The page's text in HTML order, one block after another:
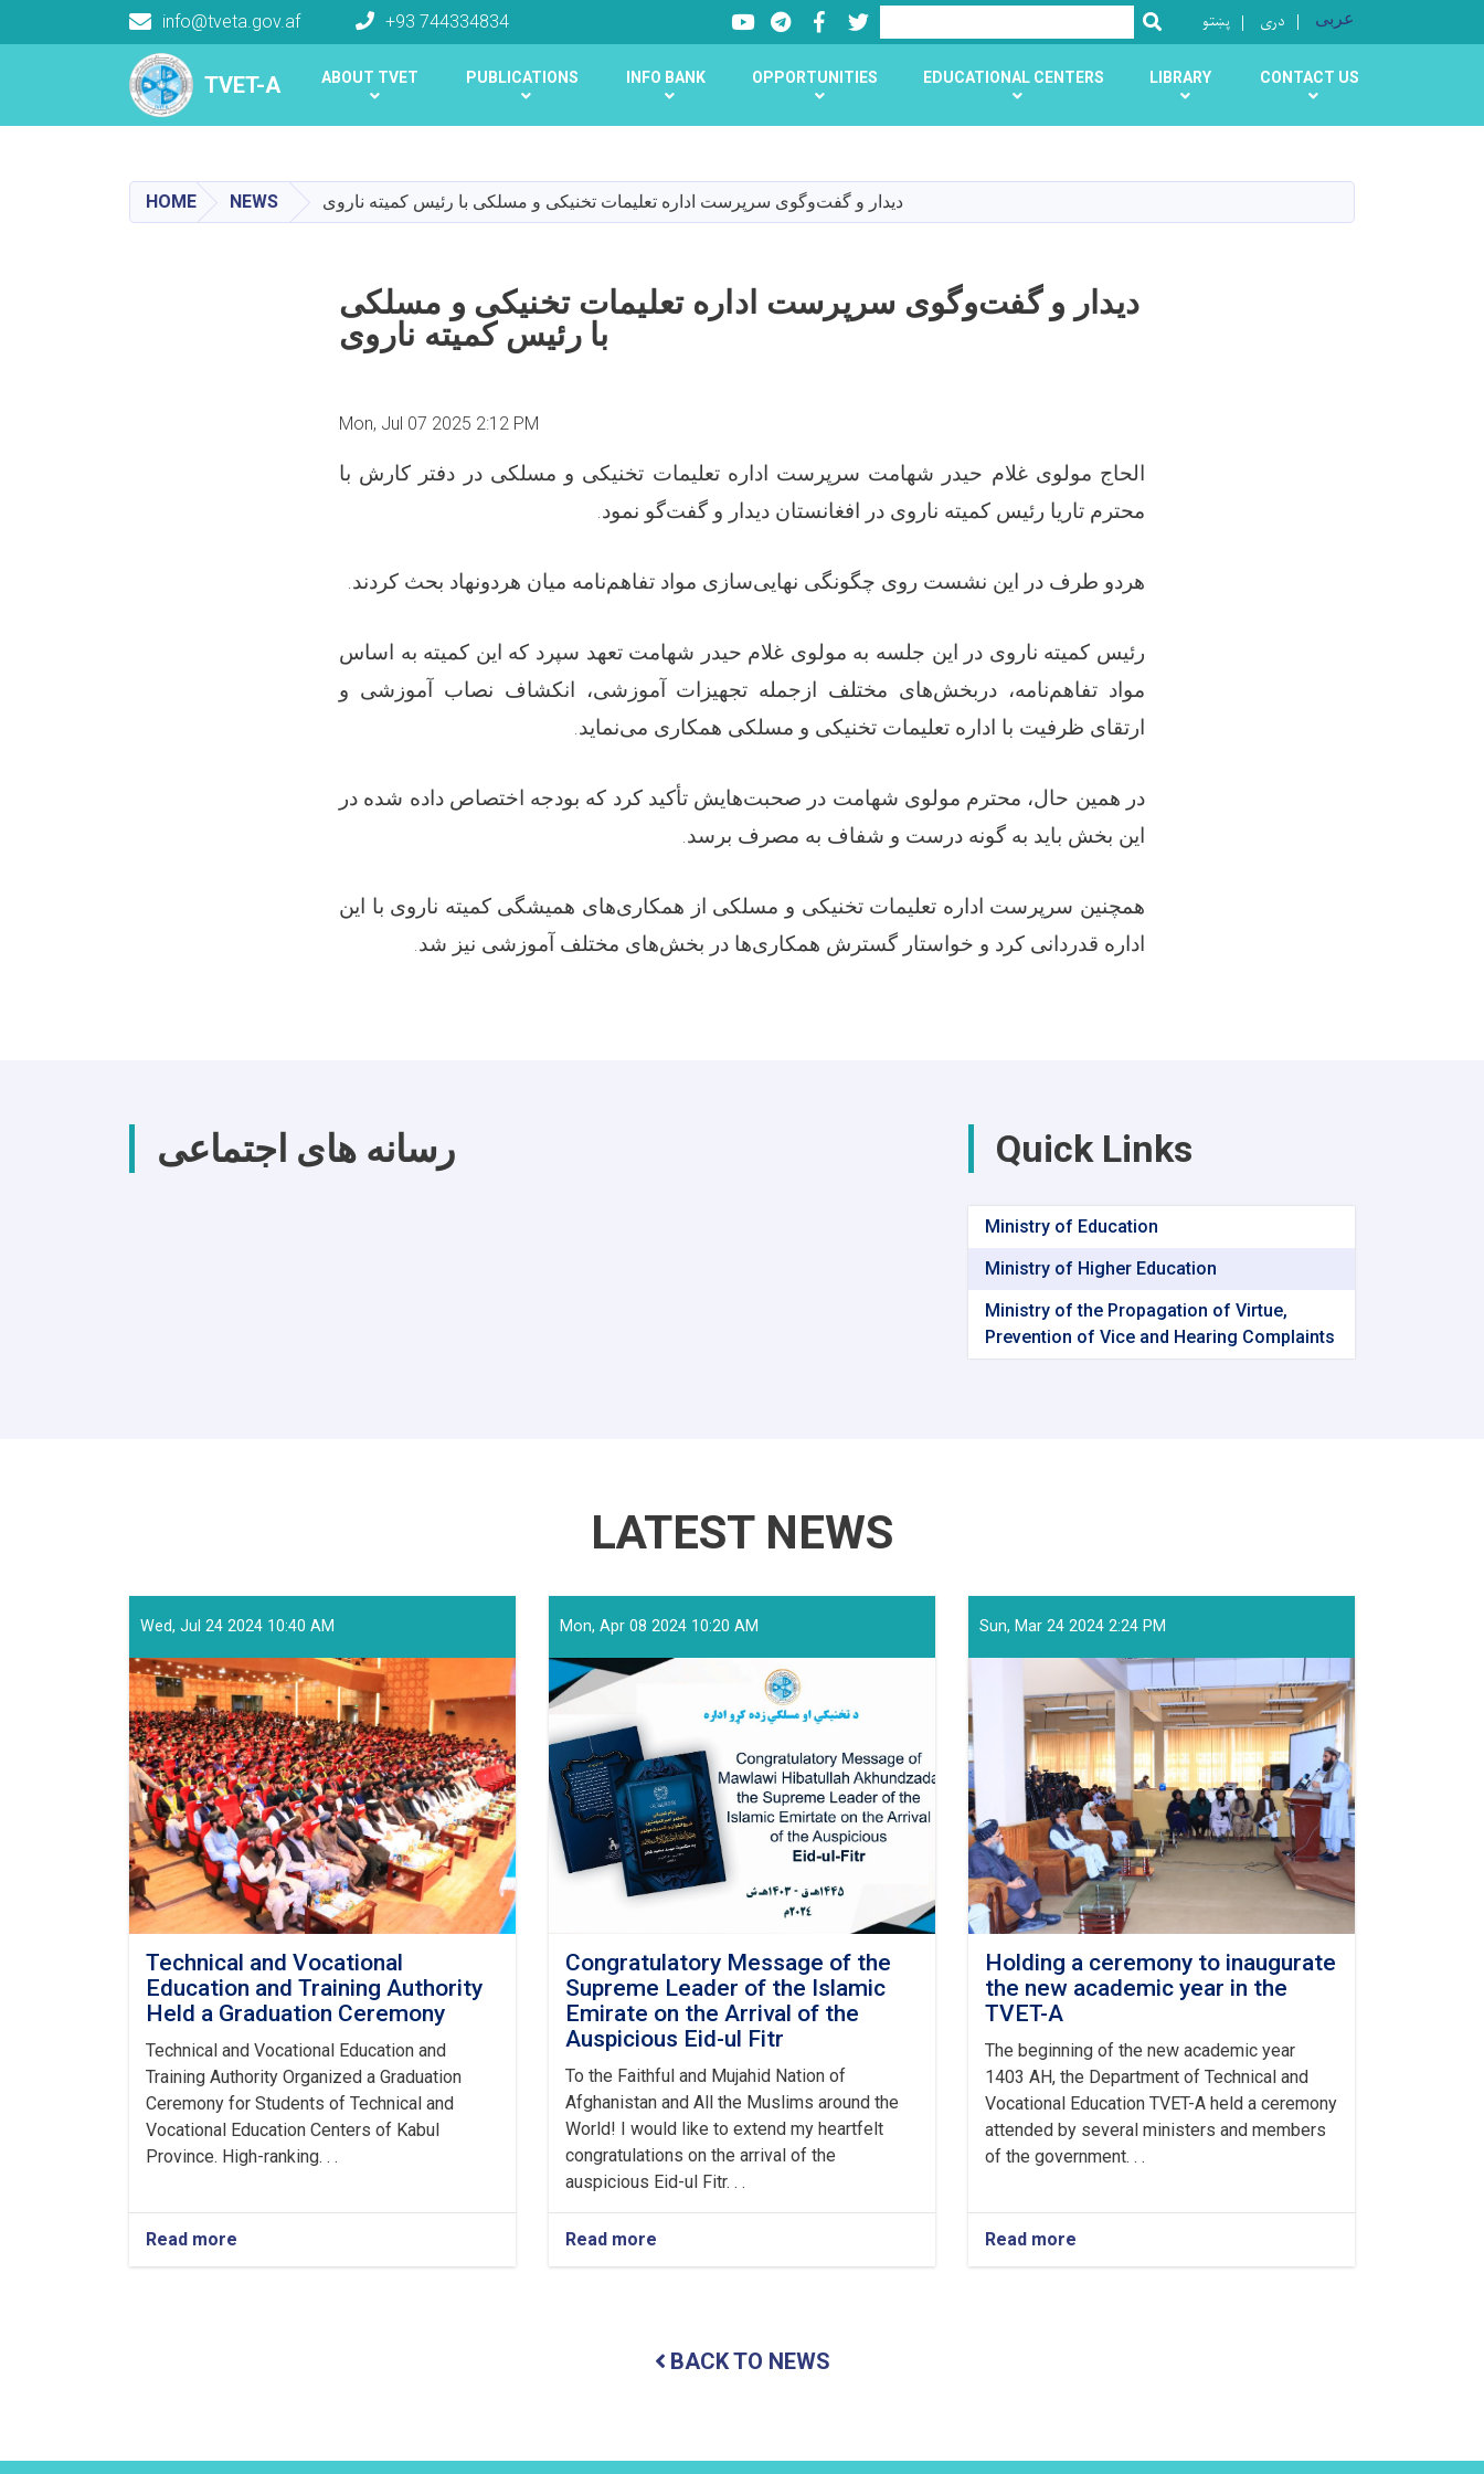
content
TVET-A
info@tveta.gov.af +93 744334834 YoutubeLinkedInFacebookTwitter
Search SEARCH
پښتو دری عربی
Main navigation
TVET-A ABOUT TVET PUBLICATIONS INFO BANK OPPORTUNITIES EDUCATIONAL CENTERS LIBRARY CONTACT US
HOME NEWS دیدار و گفت‌وگوی سرپرست اداره تعلیمات تخنیکی و مسلکی با رئیس کمیته ناروی
دیدار و گفت‌وگوی سرپرست اداره تعلیمات تخنیکی و مسلکی
با رئیس کمیته ناروی
Mon, Jul 07 2025 2:12 PM
الحاج مولوی غلام حیدر شهامت سرپرست اداره تعلیمات تخنیکی و مسلکی در دفتر کارش با
محترم تاریا رئیس کمیته ناروی در افغانستان دیدار و گفت‌گو نمود.
هردو طرف در این نشست روی چگونگی نهایی‌سازی مواد تفاهم‌نامه میان هردونهاد بحث کردند.
رئیس کمیته ناروی در این جلسه به مولوی غلام حیدر شهامت تعهد سپرد که این کمیته به اساس
مواد تفاهم‌نامه، دربخش‌های مختلف ازجمله تجهیزات آموزشی، انکشاف نصاب آموزشی و
ارتقای ظرفیت با اداره تعلیمات تخنیکی و مسلکی همکاری می‌نماید.
در همین حال، محترم مولوی شهامت در صحبت‌هایش تأکید کرد که بودجه اختصاص داده شده در
این بخش باید به گونه درست و شفاف به مصرف برسد.
همچنین سرپرست اداره تعلیمات تخنیکی و مسلکی از همکاری‌های همیشگی کمیته ناروی با این
اداره قدردانی کرد و خواستار گسترش همکاری‌ها در بخش‌های مختلف آموزشی نیز شد.
رسانه های اجتماعی Quick Links
Ministry of Education
Ministry of Higher Education
Ministry of the Propagation of Virtue,
Prevention of Vice and Hearing Complaints
LATEST NEWS
Wed, Jul 24 2024 10:40 AM
Technical and Vocational
Education and Training Authority
Held a Graduation Ceremony
Technical and Vocational Education and
Training Authority Organized a Graduation
Ceremony for Students of Technical and
Vocational Education Centers of Kabul
Province. High-ranking. . .
Read more
Technical
Graduation
Mon, Apr 08 2024 10:20 AM
Congratulatory Message of the
Supreme Leader of the Islamic
Emirate on the Arrival of the
Auspicious Eid-ul Fitr
To the Faithful and Mujahid Nation of
Afghanistan and All the Muslims around the
World! I would like to extend my heartfelt
congratulations on the arrival of the
auspicious Eid-ul Fitr. . .
Read more
Congratulatory
Supreme
Leader
Emirate
Sun, Mar 24 2024 2:24 PM
Holding a ceremony to inaugurate
the new academic year in the
TVET-A
The beginning of the new academic year
1403 AH, the Department of Technical and
Vocational Education TVET-A held a ceremony
attended by several ministers and members
of the government. . .
Read more
Holding
in
BACK TO NEWS